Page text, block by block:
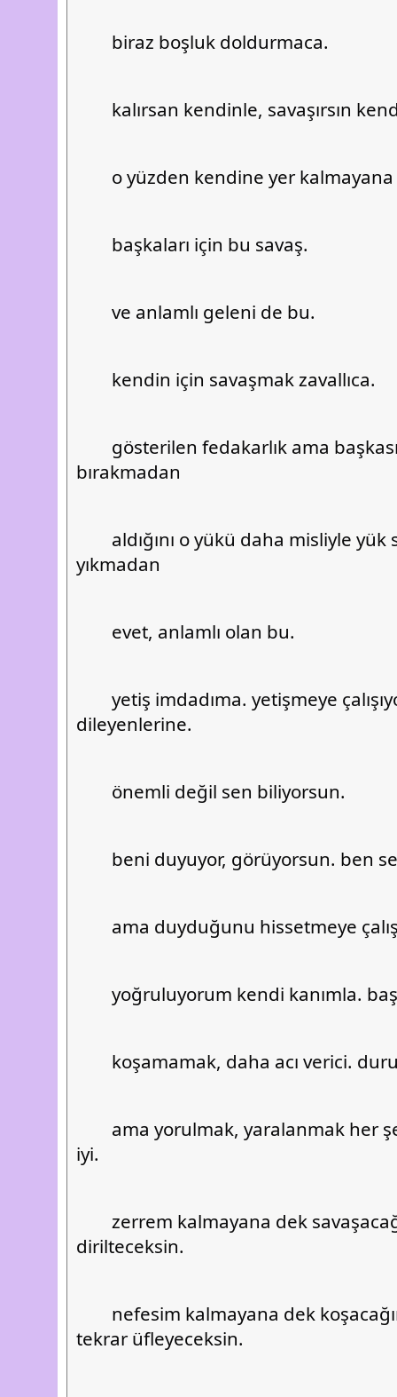
	biraz boşluk doldurmaca.
kalırsan kendinle, savaşırsın
o yüzden kendine yer kalmayana
	başkaları için bu savaş.
	ve anlamlı geleni de bu.
	kendin için savaşmak zavallıca.
bırakmadan
yıkmadan
	evet, anlamlı olan bu.
dileyenlerine.
	önemli değil sen biliyorsun.
beni duyuyor, görüyorsun. ben
ama duyduğunu hissetmeye
yoğruluyorum kendi kanımla.
koşamamak, daha acı verici.
iyi.
dirilteceksin.
tekrar üfleyeceksin.